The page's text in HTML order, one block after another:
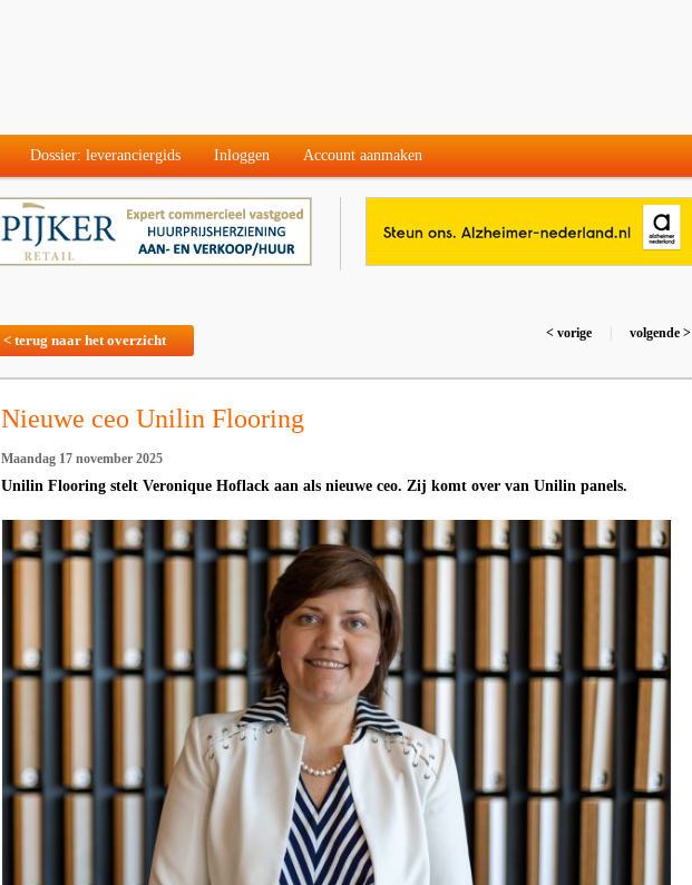
Dossier: leveranciergids Inloggen Account aanmaken
< terug naar het overzicht < vorige volgende >
Nieuwe ceo Unilin Flooring
Maandag 17 november 2025
Unilin Flooring stelt Veronique Hoflack aan als nieuwe ceo. Zij komt over van Unilin panels.